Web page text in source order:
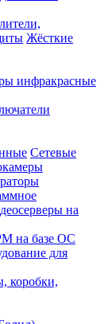
Жёсткие
инфракрасные
Сетевые
на
на базе ОС
для
коробки,